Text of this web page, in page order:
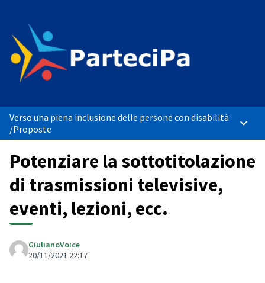
Verso una piena inclusione delle persone con disabilità
/Proposte
Potenziare la sottotitolazione
di trasmissioni televisive,
eventi, lezioni, ecc.
GiulianoVoice
20/11/2021 22:17